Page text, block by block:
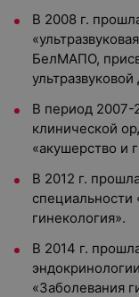
В 2008 г.
БелМАПО,
В период 2007-
клинической
«акушерство и
В 2012 г.
специальности
гинекология».
В 2014 г.
«Заболевания